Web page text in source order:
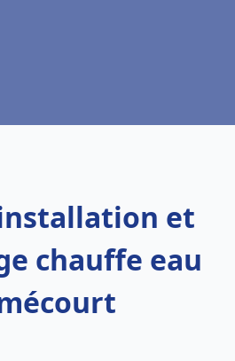
et
chauffe eau